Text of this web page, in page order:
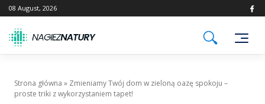
Skip
to
08 August, 2026
Strona główna » Zmieniamy Twój dom w zieloną oazę spokoju –
proste triki z wykorzystaniem tapet!